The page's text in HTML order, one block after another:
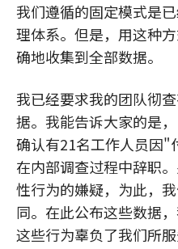
我们遵循的固定模式是
理体系。但是，用这种
确地收集到全部数据。
我已经要求我的团队彻
据。我能告诉大家的是
确认有21名工作人员因"
在内部调查过程中辞职
性行为的嫌疑，为此，
同。在此公布这些数据，
这些行为辜负了我们所